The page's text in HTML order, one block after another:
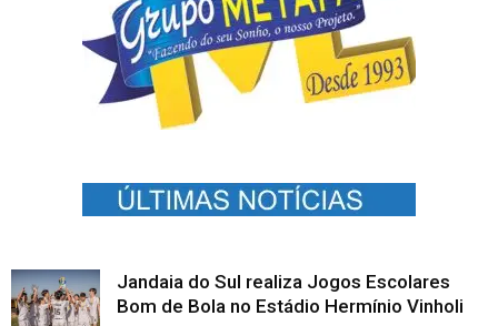
Jandaia do Sul realiza Jogos Escolares
Bom de Bola no Estádio Hermínio Vinholi